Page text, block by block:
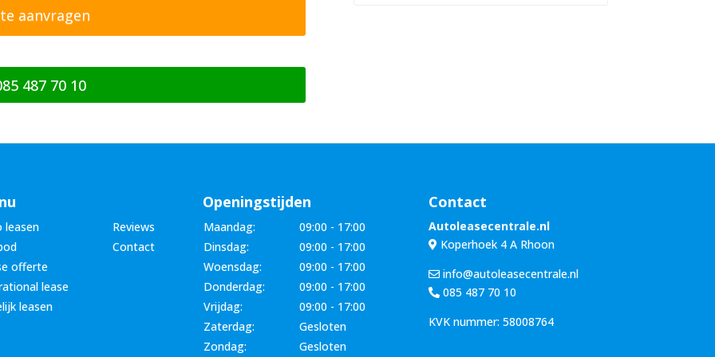
487 70 10
leasen
Reviews
Contact
offerte
lease
leasen
Openingstijden
Maandag:
09:00 - 17:00
Dinsdag:
09:00 - 17:00
Woensdag:
09:00 - 17:00
Donderdag:
09:00 - 17:00
Vrijdag:
09:00 - 17:00
Zaterdag:
Gesloten
Zondag:
Gesloten
Contact
Autoleasecentrale.nl
Koperhoek 4 A Rhoon
info@autoleasecentrale.nl
085 487 70 10
KVK nummer: 58008764